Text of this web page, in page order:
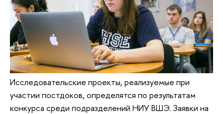
Исследовательские проекты, реализуемые при
участии постдоков, определятся по результатам
конкурса среди подразделений НИУ ВШЭ. Заявки на